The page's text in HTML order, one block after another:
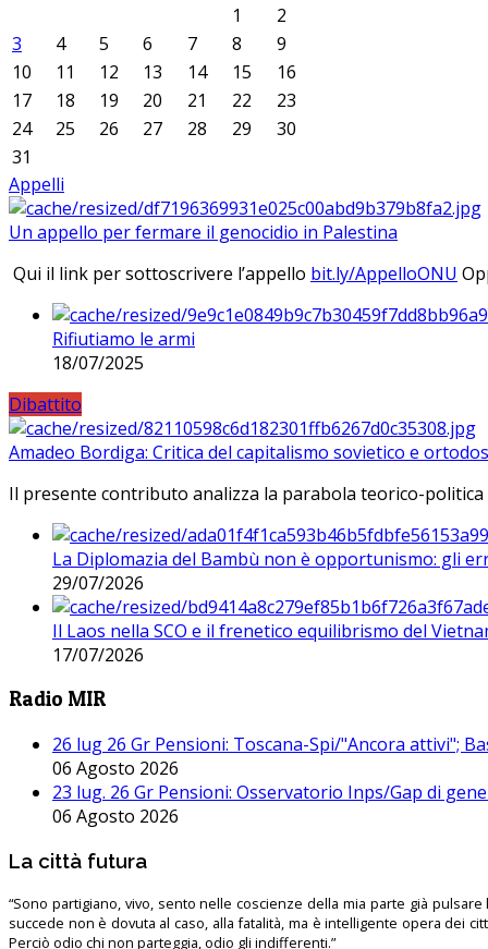
1
2
3
4 5 6 7 8
9
10
11 12 13 14 15
16
17
18 19 20 21 22
23
24
25 26 27 28 29
30
31
Appelli
Un appello per fermare il genocidio in Palestina
Qui il link per sottoscrivere l’appello bit.ly/AppelloONU
Rifiutiamo le armi
18/07/2025
Dibattito
Amadeo Bordiga: Critica del capitalismo sovietico e
Il presente contributo analizza la parabola teorico-
La Diplomazia del Bambù non è opportunismo: gli
29/07/2026
Il Laos nella SCO e il frenetico equilibrismo del
17/07/2026
Radio MIR
26 lug 26 Gr Pensioni: Toscana-Spi/"Ancora attivi";
06 Agosto 2026
23 lug. 26 Gr Pensioni: Osservatorio Inps/Gap di
06 Agosto 2026
La città futura
“Sono partigiano, vivo, sento nelle coscienze della mia parte già pulsare
succede non è dovuta al caso, alla fatalità, ma è intelligente opera dei
Perciò odio chi non parteggia, odio gli indifferenti.”